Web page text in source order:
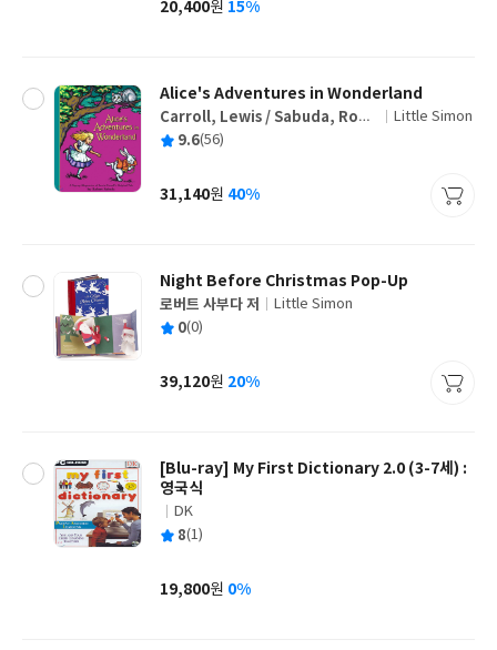
가
20,400원 15%
Alice's Adventures in Wonderland
글
쓴
Carroll, Lewis / Sabuda, Robe
rt
출
사
Little Simon
평 9.6(56)
가
31,140원 40%
Night Before Christmas Pop-Up
글
쓴
로버트 사부다 저
출
사
Little Simon
평 0(0)
가
39,120원 20%
[Blu-ray] My First Dictionary 2.0 (3-7세) :
영국식
글
쓴
출
사
DK
평 8(1)
가
19,800원 0%